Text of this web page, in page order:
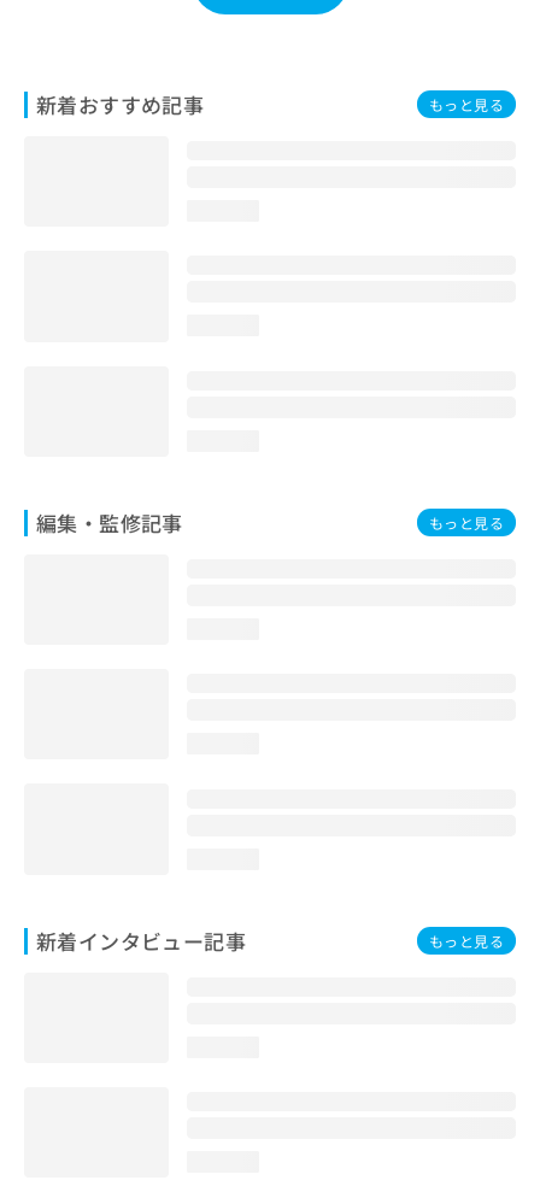
新着おすすめ記事 もっと見る
編集・監修記事 もっと見る
新着インタビュー記事 もっと見る
わ